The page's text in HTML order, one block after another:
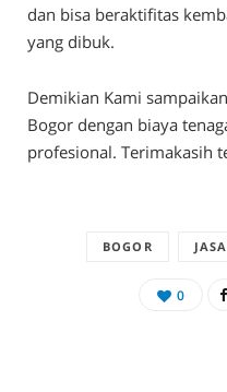
dan bisa beraktifitas
yang dibuk.
Demikian Kami
Bogor dengan biaya
profesional. Terimakasih
BOGOR
0